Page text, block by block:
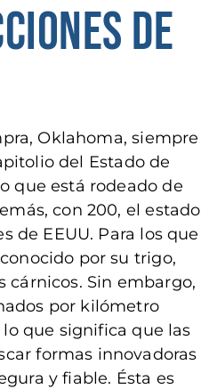
DE
Oklahoma, siempre
del Estado de
que está rodeado de
con 200, el estado
de EEUU. Para los que
por su trigo,
cárnicos. Sin embargo,
por kilómetro
lo que significa que las
formas innovadoras
y fiable. Ésta es